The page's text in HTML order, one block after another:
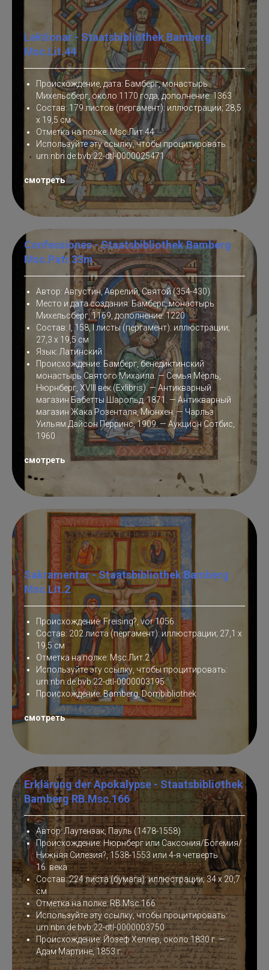
Lektionar - Staatsbibliothek Bamberg
Msc.Lit.44
Происхождение, дата: Бамберг, монастырь
Михельсберг, около 1170 года, дополнение: 1363
Состав: 179 листов (пергамент): иллюстрации; 28,5
x 19,5 см
Отметка на полке: Msc.Лит.44
Используйте эту ссылку, чтобы процитировать:
urn:nbn:de:bvb:22-dtl-0000025471
смотреть
Confessiones - Staatsbibliothek Bamberg
Msc.Patr.33m
Автор: Августин, Аврелий, Святой (354-430)
Место и дата создания: Бамберг, монастырь
Михельсберг, 1169, дополнение: 1220
Состав: I, 158, I листы (пергамент): иллюстрации;
27,3 x 19,5 см
Язык: Латинский
Происхождение: Бамберг, бенедиктинский
монастырь Святого Михаила. — Семья Мёрль,
Нюрнберг, XVIII век (Exlibris). — Антикварный
магазин Бабетты Шарольд, 1871. — Антикварный
магазин Жака Розенталя, Мюнхен. — Чарльз
Уильям Дайсон Перринс, 1909. — Аукцион Сотбис,
1960
смотреть
Sakramentar - Staatsbibliothek Bamberg
Msc.Lit.2
Происхождение: Freising?, vor 1056
Состав: 202 листа (пергамент): иллюстрации; 27,1 x
19,5 см
Отметка на полке: Msc.Лит.2
Используйте эту ссылку, чтобы процитировать:
urn:nbn:de:bvb:22-dtl-0000003195
Происхождение: Bamberg, Dombibliothek
смотреть
Erklärung der Apokalypse - Staatsbibliothek
Bamberg RB.Msc.166
Автор: Лаутензак, Пауль (1478-1558)
Происхождение: Нюрнберг или Саксония/Богемия/
Нижняя Силезия?, 1538-1553 или 4-я четверть
16. века
Состав: 224 листа (бумага): иллюстрации; 34 x 20,7
см
Отметка на полке: RB.Msc.166
Используйте эту ссылку, чтобы процитировать:
urn:nbn:de:bvb:22-dtl-0000003750
Происхождение: Йозеф Хеллер, около 1830 г. —
Адам Мартине, 1853 г.